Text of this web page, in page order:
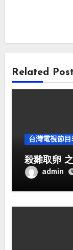
Related Post
台灣電視節目
殺雞取卵
admin